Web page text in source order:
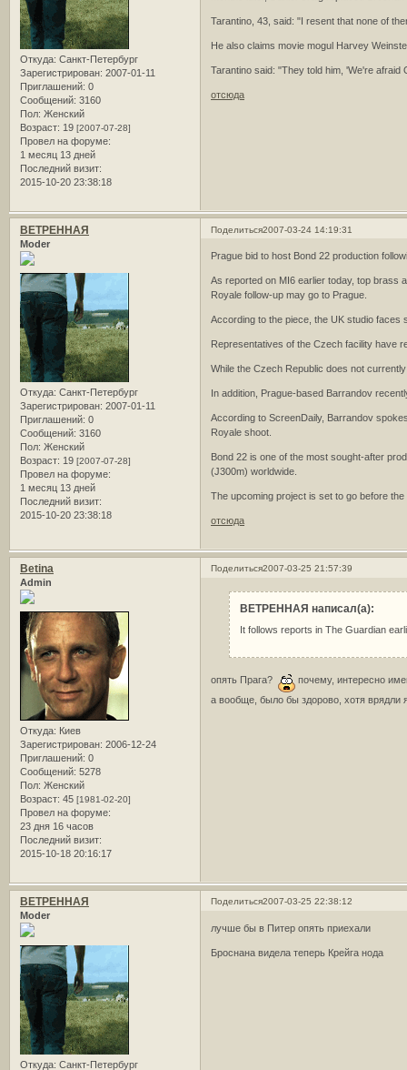
Откуда: Санкт-Петербург
Зарегистрирован: 2007-01-11
Приглашений: 0
Сообщений: 3160
Пол: Женский
Возраст: 19 [2007-07-28]
Провел на форуме:
1 месяц 13 дней
Последний визит:
2015-10-20 23:38:18
Tarantino, 43, said: "I resent that none of
He also claims movie mogul Harvey
Tarantino said: "They told him, 'We're
отсюда
Поделиться2007-03-24 14:19:31
ВЕТРЕННАЯ
Moder
Откуда: Санкт-Петербург
Зарегистрирован: 2007-01-11
Приглашений: 0
Сообщений: 3160
Пол: Женский
Возраст: 19 [2007-07-28]
Провел на форуме:
1 месяц 13 дней
Последний визит:
2015-10-20 23:38:18
Prague bid to host Bond 22 production
As reported on MI6 earlier today, top brass
Royale follow-up may go to Prague.
According to the piece, the UK studio faces
Representatives of the Czech facility have
While the Czech Republic does not
In addition, Prague-based Barrandov
According to ScreenDaily, Barrandov
Royale shoot.
Bond 22 is one of the most sought-after
(Ј300m) worldwide.
The upcoming project is set to go before
отсюда
Поделиться2007-03-25 21:57:39
Betina
Admin
Откуда: Киев
Зарегистрирован: 2006-12-24
Приглашений: 0
Сообщений: 5278
Пол: Женский
Возраст: 45 [1981-02-20]
Провел на форуме:
23 дня 16 часов
Последний визит:
2015-10-18 20:16:17
ВЕТРЕННАЯ написал(а):
It follows reports in The Guardian
опять Прага?
почему, интересно
а вообще, было бы здорово, хотя
Поделиться2007-03-25 22:38:12
ВЕТРЕННАЯ
Moder
Откуда: Санкт-Петербург
лучше бы в Питер опять приехали
Броснана видела теперь Крейга нода